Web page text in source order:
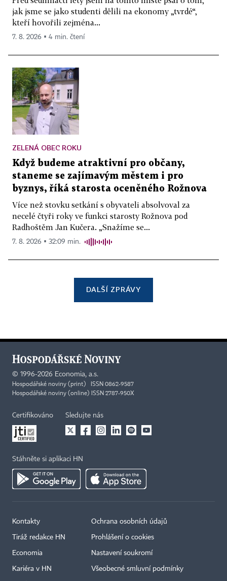
jak jsme se jako studenti dělili na ekonomy „tvrdé“,
kteří hovořili zejména...
7. 8. 2026 ▪ 4 min. čtení
ZELENÁ OBEC ROKU
Když budeme atraktivní pro občany,
staneme se zajímavým městem i pro
byznys, říká starosta oceněného Rožnova
Více než stovku setkání s obyvateli absolvoval za
necelé čtyři roky ve funkci starosty Rožnova pod
Radhoštěm Jan Kučera. „Snažíme se...
7. 8. 2026 ▪ 32:09 min.
DALŠÍ ZPRÁVY
© 1996-2026 Economia, a.s.
Hospodářské noviny (print) ISSN 0862-9587
Hospodářské noviny (online) ISSN 2787-950X
Certifikováno Sledujte nás
Stáhněte si aplikaci HN
Kontakty
Tiráž redakce HN
Economia
Kariéra v HN
Ochrana osobních údajů
Prohlášení o cookies
Nastavení soukromí
Všeobecné smluvní podmínky